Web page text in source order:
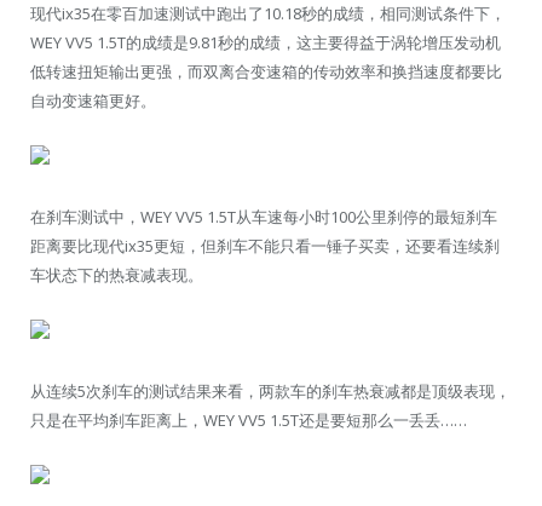
现代ix35在零百加速测试中跑出了10.18秒的成绩，相同测试条件下，
WEY VV5 1.5T的成绩是9.81秒的成绩，这主要得益于涡轮增压发动机
低转速扭矩输出更强，而双离合变速箱的传动效率和换挡速度都要比
自动变速箱更好。
在刹车测试中，WEY VV5 1.5T从车速每小时100公里刹停的最短刹车
距离要比现代ix35更短，但刹车不能只看一锤子买卖，还要看连续刹
车状态下的热衰减表现。
从连续5次刹车的测试结果来看，两款车的刹车热衰减都是顶级表现，
只是在平均刹车距离上，WEY VV5 1.5T还是要短那么一丢丢……